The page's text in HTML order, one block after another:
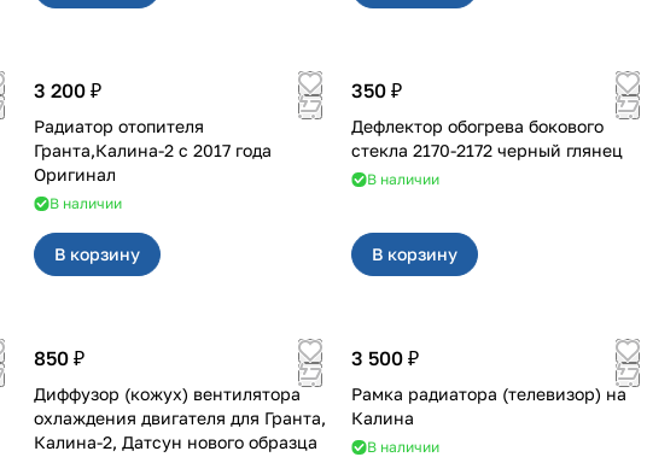
3 200 ₽
Радиатор отопителя
Гранта,Калина-2 с 2017 года
Оригинал
В наличии
В корзину
350 ₽
Дефлектор обогрева бокового
стекла 2170-2172 черный глянец
В наличии
В корзину
850 ₽
Диффузор (кожух) вентилятора
охлаждения двигателя для Гранта,
Калина-2, Датсун нового образца
3 500 ₽
Рамка радиатора (телевизор) на
Калина
В наличии